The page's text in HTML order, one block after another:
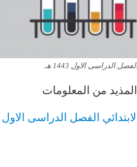
الاول 1443 هـ
من المعلومات
الفصل الدراسى الاول